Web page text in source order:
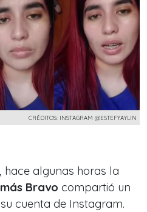
CRÉDITOS: INSTAGRAM @ESTEFYAYLIN
algunas horas la
Bravo compartió un
cuenta de Instagram.